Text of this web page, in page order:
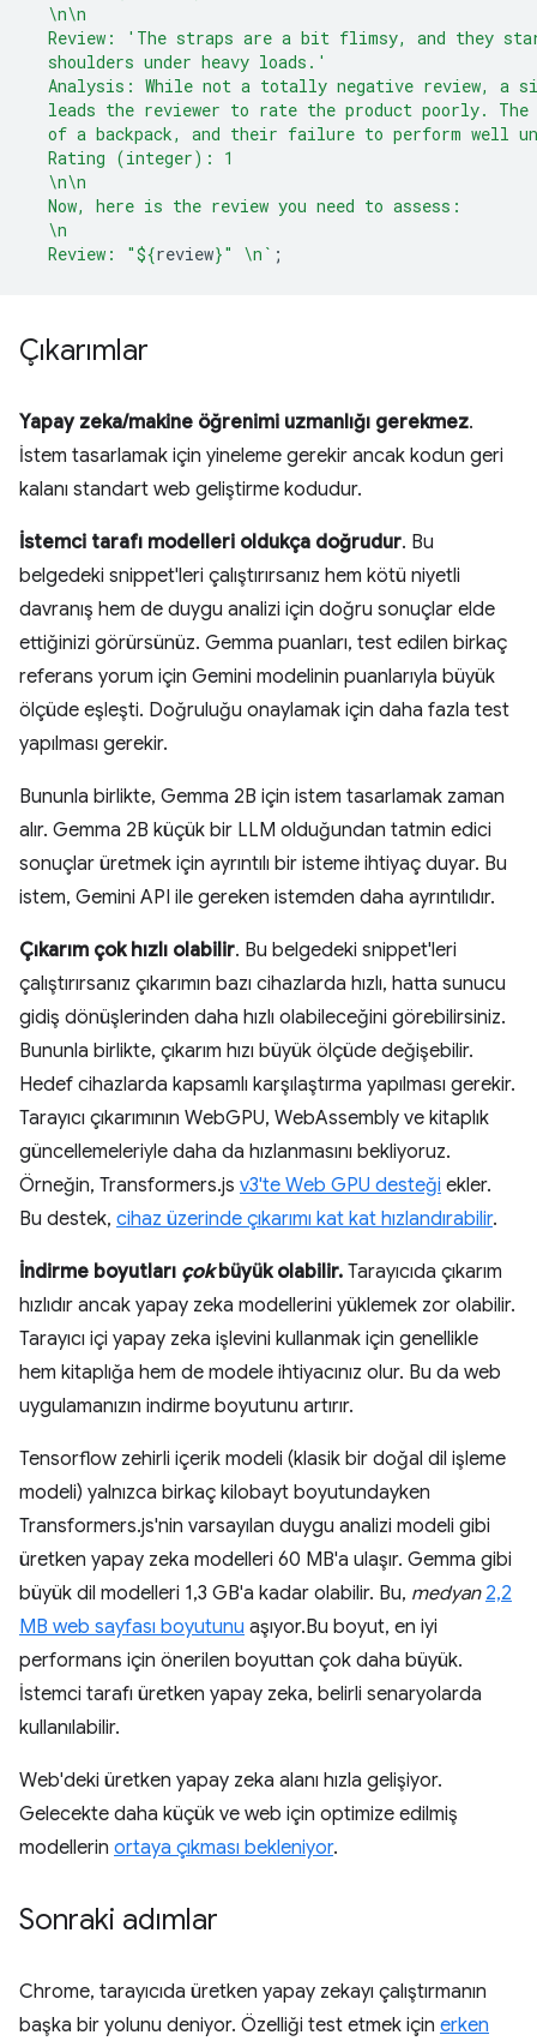
  \n\n
Review: 'The straps are a bit flimsy, and they
  shoulders under heavy loads.'
Analysis: While not a totally negative review, a
leads the reviewer to rate the product poorly.
of a backpack, and their failure to perform well
  Rating (integer): 1
  \n\n
  Now, here is the review you need to assess:
  \n
  Review: "
${review}" \n` ;
Çıkarımlar
Yapay zeka/makine öğrenimi uzmanlığı gerekmez.
İstem tasarlamak için yineleme gerekir ancak kodun geri
kalanı standart web geliştirme kodudur.
İstemci tarafı modelleri oldukça doğrudur. Bu
belgedeki snippet'leri çalıştırırsanız hem kötü niyetli
davranış hem de duygu analizi için doğru sonuçlar elde
ettiğinizi görürsünüz. Gemma puanları, test edilen birkaç
referans yorum için Gemini modelinin puanlarıyla büyük
ölçüde eşleşti. Doğruluğu onaylamak için daha fazla test
yapılması gerekir.
Bununla birlikte, Gemma 2B için istem tasarlamak zaman
alır. Gemma 2B küçük bir LLM olduğundan tatmin edici
sonuçlar üretmek için ayrıntılı bir isteme ihtiyaç duyar. Bu
istem, Gemini API ile gereken istemden daha ayrıntılıdır.
Çıkarım çok hızlı olabilir. Bu belgedeki snippet'leri
çalıştırırsanız çıkarımın bazı cihazlarda hızlı, hatta sunucu
gidiş dönüşlerinden daha hızlı olabileceğini görebilirsiniz.
Bununla birlikte, çıkarım hızı büyük ölçüde değişebilir.
Hedef cihazlarda kapsamlı karşılaştırma yapılması gerekir.
Tarayıcı çıkarımının WebGPU, WebAssembly ve kitaplık
güncellemeleriyle daha da hızlanmasını bekliyoruz.
Örneğin, Transformers.js v3'te Web GPU desteği ekler.
Bu destek, cihaz üzerinde çıkarımı kat kat hızlandırabilir.
İndirme boyutları çokbüyük olabilir. Tarayıcıda çıkarım
hızlıdır ancak yapay zeka modellerini yüklemek zor olabilir.
Tarayıcı içi yapay zeka işlevini kullanmak için genellikle
hem kitaplığa hem de modele ihtiyacınız olur. Bu da web
uygulamanızın indirme boyutunu artırır.
Tensorflow zehirli içerik modeli (klasik bir doğal dil işleme
modeli) yalnızca birkaç kilobayt boyutundayken
Transformers.js'nin varsayılan duygu analizi modeli gibi
üretken yapay zeka modelleri 60 MB'a ulaşır. Gemma gibi
büyük dil modelleri 1,3 GB'a kadar olabilir. Bu, medyan 2,2
MB web sayfası boyutunu aşıyor.Bu boyut, en iyi
performans için önerilen boyuttan çok daha büyük.
İstemci tarafı üretken yapay zeka, belirli senaryolarda
kullanılabilir.
Web'deki üretken yapay zeka alanı hızla gelişiyor.
Gelecekte daha küçük ve web için optimize edilmiş
modellerin ortaya çıkması bekleniyor.
Sonraki adımlar
Chrome, tarayıcıda üretken yapay zekayı çalıştırmanın
başka bir yolunu deniyor. Özelliği test etmek için erken